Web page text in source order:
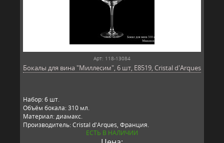
Арт: 118-13084
Бокалы для вина "Миллесим", 6 шт, E8519, Cristal d'Arques
Набор: 6 шт.
Объём бокала: 310 мл.
Материал: диамакс.
Производитель: Cristal d'Arques, Франция.
ЕСТЬ В НАЛИЧИИ